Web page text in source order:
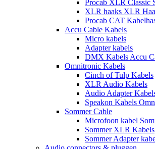
Procab XLR Classic
XLR haaks XLR
Procab CAT
Accu Cable Kabels
Micro kabels
Adapter kabels
DMX Kabels Accu
Omnitronic Kabels
Cinch of Tulp Kabels
XLR Audio Kabels
Audio Adapter
Speakon Kabels
Sommer Cable
Microfoon kabel
Sommer XLR Kabels
Sommer Adapter